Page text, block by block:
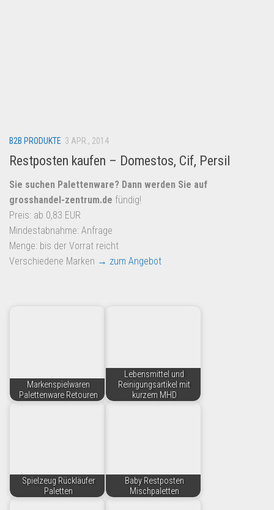
eBay Restposten kaufen
Sonderposten-Angebote
Saison & Eventprodkte
Dropshipping-Produkte
B2B Produkte
Grosshandel
Amazon
Kostenlos Registrieren
Newsletter
B2B PRODUKTE 3 APR., 2014
Restposten kaufen – Domestos, Cif, Persil
Sie suchen Palettenware? Dann werden Sie auf
grosshandel-zentrum.de fündig!
Preis: ab 0,83 EUR
Mindestabnahme: Anfrage
Menge: bis der Vorrat reicht
Verschiedene Marken → zum Angebot
Markenspielwaren
Palettenware Retouren
Lebensmittel und
Reinigungsartikel mit
kurzem MHD
Spielzeug Rückläufer
Paletten
Baby Restposten
Mischpaletten